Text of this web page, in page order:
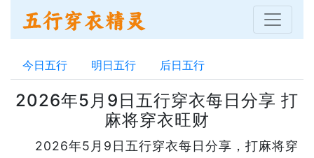
今日五行 明日五行 后日五行
2026年5月9日五行穿衣每日分享 打
麻将穿衣旺财
2026年5月9日五行穿衣每日分享，打麻将穿